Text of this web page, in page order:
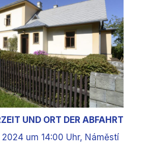
UND ORT DER ABFAHRT
um 14:00 Uhr, Náměstí